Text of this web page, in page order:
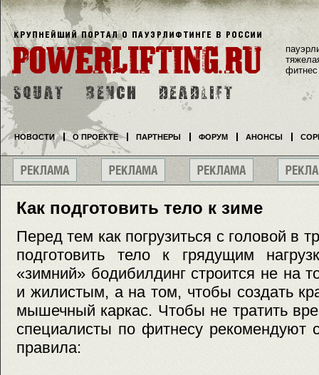
Как подготовить тело к зиме
Перед тем как погрузиться с головой в
подготовить тело к грядущим
«зимний» бодибилдинг строится не на
и жилистым, а на том, чтобы создать
мышечный каркас. Чтобы не тратить
специалисты по фитнесу рекомендуют
правила:
фитнес
НОВОСТИ О ПРОЕКТЕ ПАРТНЕРЫ ФОРУМ АНОНСЫ